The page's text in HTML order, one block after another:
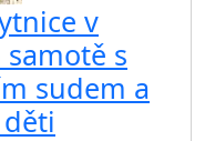
v
s
sudem a